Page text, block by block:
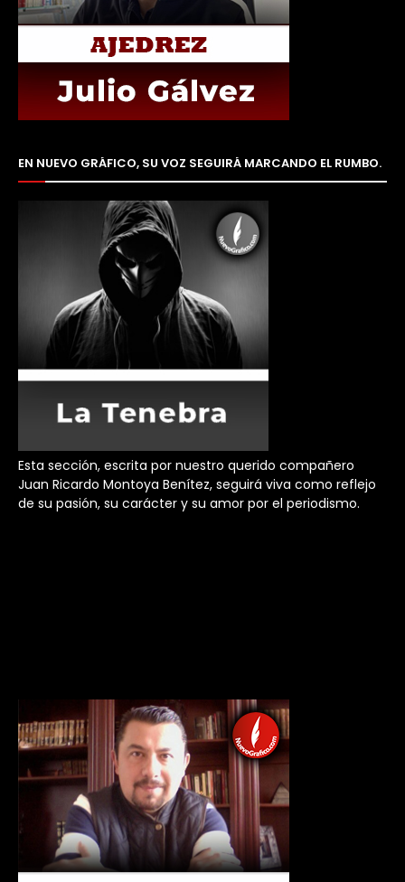
EN NUEVO GRÁFICO, SU VOZ SEGUIRÁ MARCANDO EL RUMBO.
Esta sección, escrita por nuestro querido compañero
Juan Ricardo Montoya Benítez, seguirá viva como reflejo
de su pasión, su carácter y su amor por el periodismo.